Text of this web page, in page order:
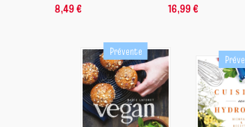
8,49 € 16,99 €
Prévente